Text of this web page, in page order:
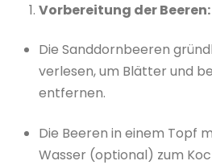
Vorbereitung der Beeren:
Die Sanddornbeeren
verlesen, um Blätter und
entfernen.
Die Beeren in einem Topf
Wasser (optional) zum